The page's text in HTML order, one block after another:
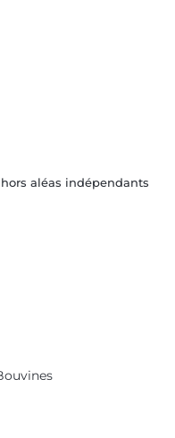
aléas indépendants